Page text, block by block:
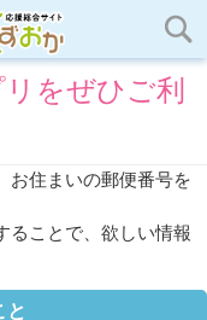
リをぜひご利
お住まいの郵便番号を
ることで、欲しい情報
と